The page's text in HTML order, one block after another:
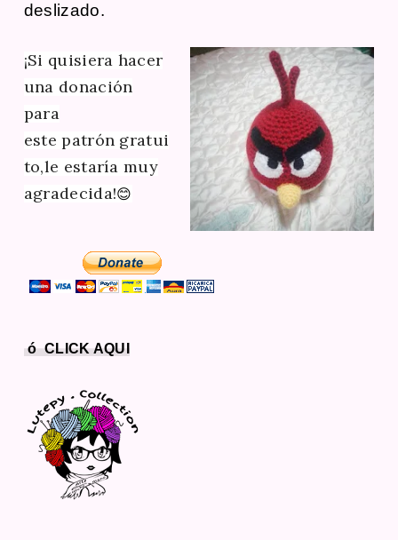
deslizado.
¡Si quisiera hacer
una donación
para
este patrón gratui
to,le estaría muy
agradecida!😊
ó CLICK AQUI